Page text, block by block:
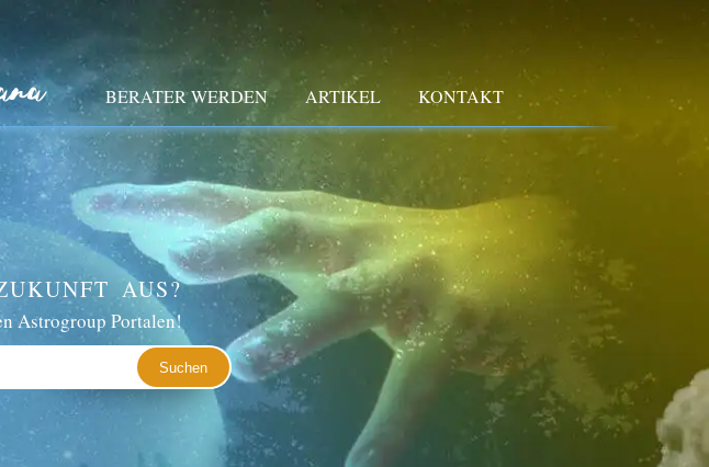
BERATER WERDEN ARTIKEL KONTAKT
AUS?
Astrogroup Portalen!